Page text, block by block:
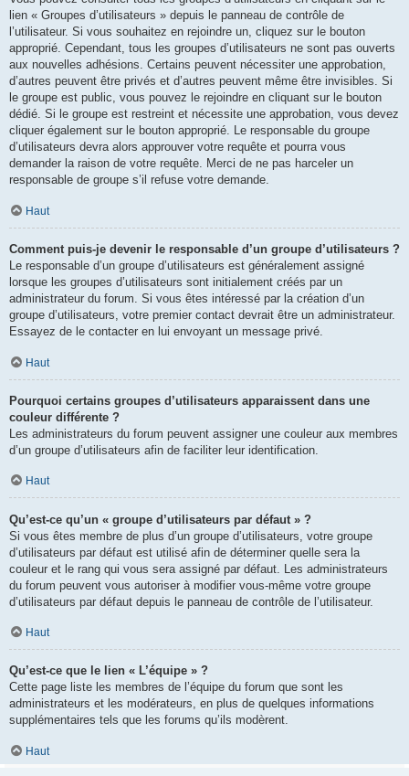
lien « Groupes d’utilisateurs » depuis le panneau de contrôle de
l’utilisateur. Si vous souhaitez en rejoindre un, cliquez sur le bouton
approprié. Cependant, tous les groupes d’utilisateurs ne sont pas ouverts
aux nouvelles adhésions. Certains peuvent nécessiter une approbation,
d’autres peuvent être privés et d’autres peuvent même être invisibles. Si
le groupe est public, vous pouvez le rejoindre en cliquant sur le bouton
dédié. Si le groupe est restreint et nécessite une approbation, vous devez
cliquer également sur le bouton approprié. Le responsable du groupe
d’utilisateurs devra alors approuver votre requête et pourra vous
demander la raison de votre requête. Merci de ne pas harceler un
responsable de groupe s’il refuse votre demande.
Haut
Comment puis-je devenir le responsable d’un groupe d’utilisateurs ?
Le responsable d’un groupe d’utilisateurs est généralement assigné
lorsque les groupes d’utilisateurs sont initialement créés par un
administrateur du forum. Si vous êtes intéressé par la création d’un
groupe d’utilisateurs, votre premier contact devrait être un administrateur.
Essayez de le contacter en lui envoyant un message privé.
Haut
Pourquoi certains groupes d’utilisateurs apparaissent dans une
couleur différente ?
Les administrateurs du forum peuvent assigner une couleur aux membres
d’un groupe d’utilisateurs afin de faciliter leur identification.
Haut
Qu’est-ce qu’un « groupe d’utilisateurs par défaut » ?
Si vous êtes membre de plus d’un groupe d’utilisateurs, votre groupe
d’utilisateurs par défaut est utilisé afin de déterminer quelle sera la
couleur et le rang qui vous sera assigné par défaut. Les administrateurs
du forum peuvent vous autoriser à modifier vous-même votre groupe
d’utilisateurs par défaut depuis le panneau de contrôle de l’utilisateur.
Haut
Qu’est-ce que le lien « L’équipe » ?
Cette page liste les membres de l’équipe du forum que sont les
administrateurs et les modérateurs, en plus de quelques informations
supplémentaires tels que les forums qu’ils modèrent.
Haut